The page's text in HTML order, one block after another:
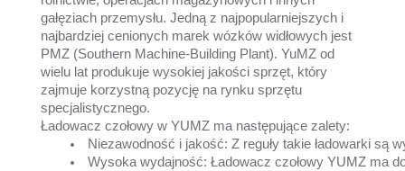
gałęziach przemysłu. Jedną z najpopularniejszych i
najbardziej cenionych marek wózków widłowych jest
PMZ (Southern Machine-Building Plant). YuMZ od
wielu lat produkuje wysokiej jakości sprzęt, który
zajmuje korzystną pozycję na rynku sprzętu
specjalistycznego.
Ładowacz czołowy w YUMZ ma następujące zalety:
Niezawodność i jakość: Z reguły takie ładowarki są
Wysoka wydajność: Ładowacz czołowy YUMZ ma